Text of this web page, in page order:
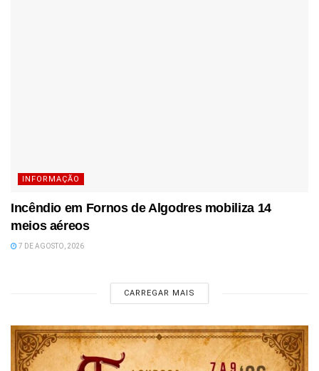
INFORMAÇÃO
Incêndio em Fornos de Algodres mobiliza 14
meios aéreos
7 DE AGOSTO, 2026
CARREGAR MAIS